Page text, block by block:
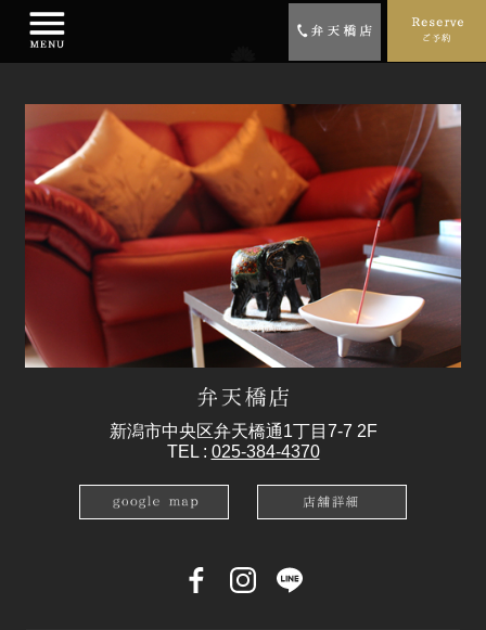
新潟市中央区弁天橋通1丁目7-7 2F
TEL : 025-384-4370